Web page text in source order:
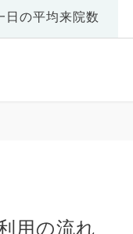
日の平均来院数
用の流れ